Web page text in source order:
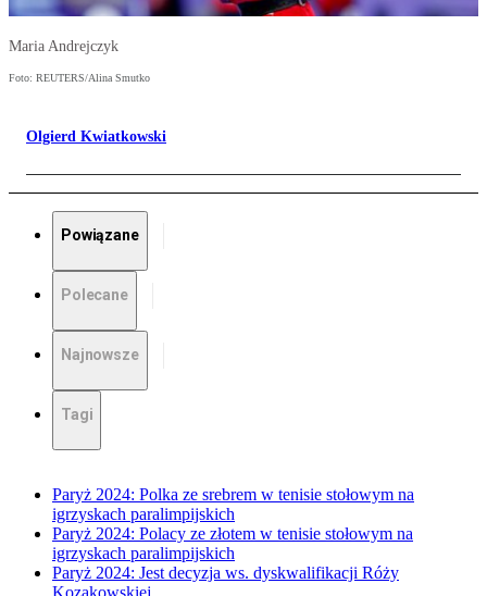
Maria Andrejczyk
Foto: REUTERS/Alina Smutko
Olgierd Kwiatkowski
Powiązane
Polecane
Najnowsze
Tagi
Paryż 2024: Polka ze srebrem w tenisie stołowym na
igrzyskach paralimpijskich
Paryż 2024: Polacy ze złotem w tenisie stołowym na
igrzyskach paralimpijskich
Paryż 2024: Jest decyzja ws. dyskwalifikacji Róży
Kozakowskiej